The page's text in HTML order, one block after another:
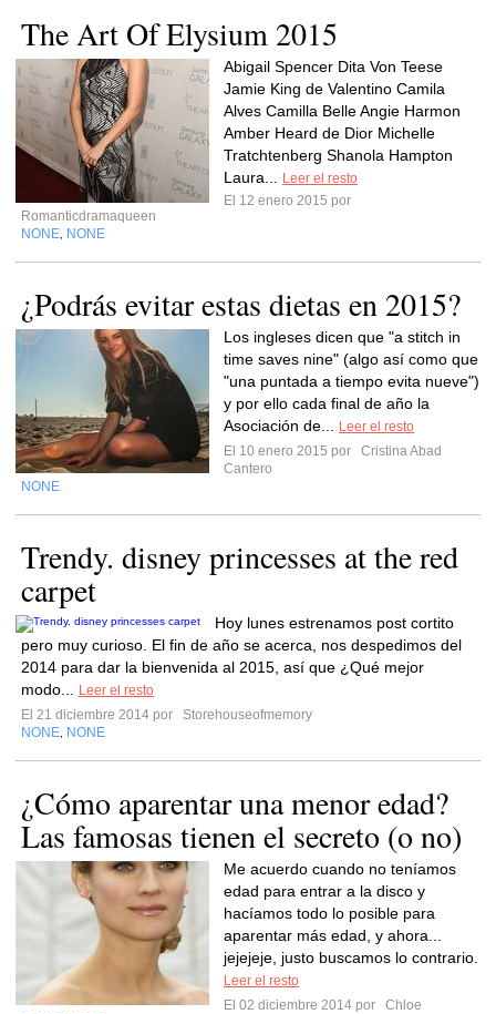
The Art Of Elysium 2015
Abigail Spencer Dita Von Teese
Jamie King de Valentino Camila
Alves Camilla Belle Angie Harmon
Amber Heard de Dior Michelle
Tratchtenberg Shanola Hampton
Laura...
Leer el resto
El 12 enero 2015 por
Romanticdramaqueen
NONE NONE
¿Podrás evitar estas dietas en 2015?
Los ingleses dicen que "a stitch in
time saves nine" (algo así como que
"una puntada a tiempo evita nueve")
y por ello cada final de año la
Asociación de...
Leer el resto
El 10 enero 2015 por
Cristina Abad
Cantero
NONE
Trendy. disney princesses at the red
carpet
Hoy lunes estrenamos post cortito
pero muy curioso. El fin de año se acerca, nos despedimos del
2014 para dar la bienvenida al 2015, así que ¿Qué mejor
modo...
Leer el resto
El 21 diciembre 2014 por
Storehouseofmemory
NONE NONE
¿Cómo aparentar una menor edad?
Las famosas tienen el secreto (o no)
Me acuerdo cuando no teníamos
edad para entrar a la disco y
hacíamos todo lo posible para
aparentar más edad, y ahora...
jejejeje, justo buscamos lo contrario.
Leer el resto
El 02 diciembre 2014 por
Chloe